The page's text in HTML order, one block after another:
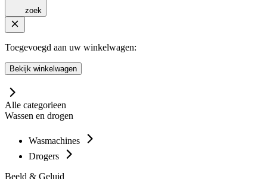
zoek
Toegevoegd aan uw winkelwagen:
Bekijk winkelwagen
Alle categorieen
Wassen en drogen
Wasmachines
Drogers
Beeld & Geluid